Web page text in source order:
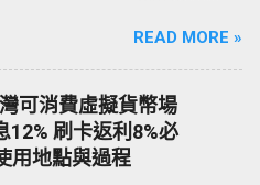
台灣用戶要把加密貨幣變現，通
C2C（個人對個人）換匯。這
續費高昂，更致命的是—— 你極
黑錢，導致銀行帳戶被凍結
！ 現在，最聰明、最安全的變
申辦一張加密貨幣信用卡 ！無
READ MORE »
可消費虛擬貨幣場
12% 刷卡返利8%必
用地點與過程